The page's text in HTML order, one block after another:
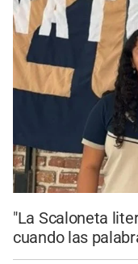
"La Scaloneta
cuando las